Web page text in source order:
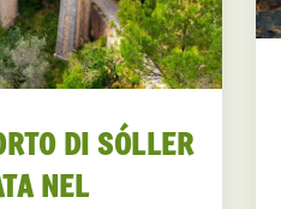
DI SÓLLER
NEL